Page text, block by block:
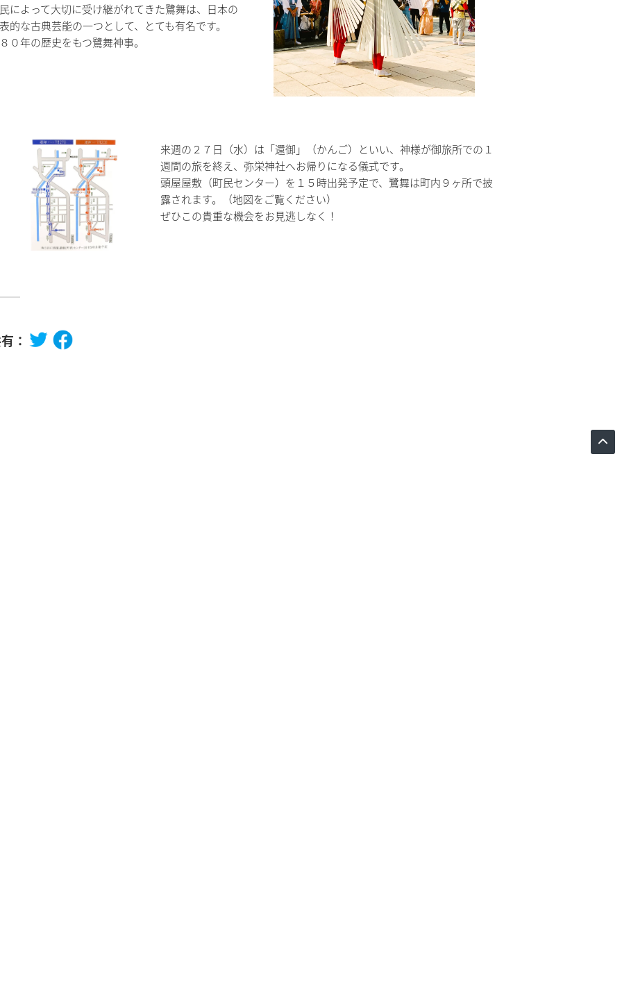
によって大切に受け継がれてきた鷺舞は、日本の
的な古典芸能の一つとして、とても有名です。
０年の歴史をもつ鷺舞神事。
来週の２７日（水）は「還御」（かんご）といい、神様が御旅所での１
週間の旅を終え、弥栄神社へお帰りになる儀式です。
頭屋屋敷（町民センター）を１５時出発予定で、鷺舞は町内９ヶ所で披
露されます。（地図をご覧ください）
ぜひこの貴重な機会をお見逃しなく！
：